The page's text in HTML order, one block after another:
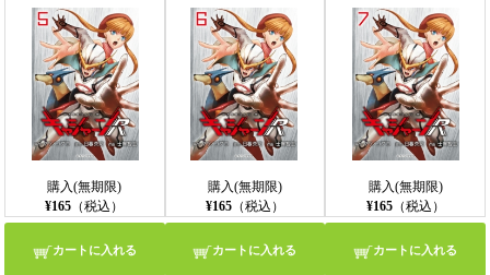
購入(無期限)
¥165 （税込）
カートに入れる
購入(無期限)
¥165（税込）
カートに入れる
購入(無期限)
¥165（税込）
カートに入れる